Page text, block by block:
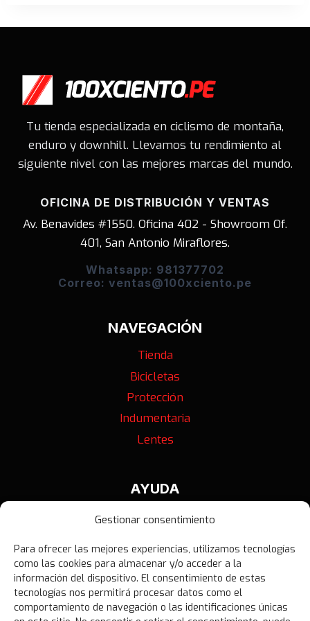
Gestionar consentimiento
Para ofrecer las mejores experiencias, utilizamos tecnologías
como las cookies para almacenar y/o acceder a la
información del dispositivo. El consentimiento de estas
tecnologías nos permitirá procesar datos como el
comportamiento de navegación o las identificaciones únicas
Tu tienda especializada en ciclismo de montaña,
enduro y downhill. Llevamos tu rendimiento al
siguiente nivel con las mejores marcas del mundo.
OFICINA DE DISTRIBUCIÓN Y VENTAS
Av. Benavides #1550. Oficina 402 - Showroom Of.
401, San Antonio Miraflores.
Whatsapp: 981377702
Correo: ventas@100xciento.pe
NAVEGACIÓN
Tienda
Bicicletas
Protección
Indumentaria
Lentes
AYUDA
Contáctanos
Política de Privacidad
Política de Devoluciones
Libro de Reclamaciones